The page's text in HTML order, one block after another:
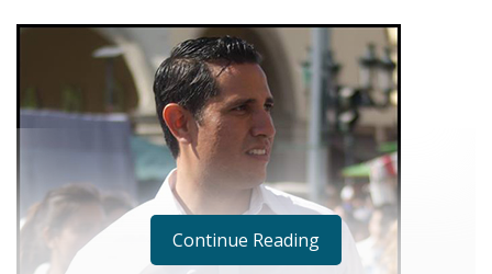
Continue Reading